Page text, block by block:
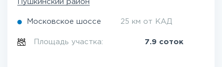
Пушкинский район
Московское шоссе 25 км от КАД
Площадь участка: 7.9 соток